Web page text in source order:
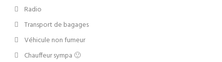
Radio
Transport de bagages
Véhicule non fumeur
Chauffeur sympa 🙂